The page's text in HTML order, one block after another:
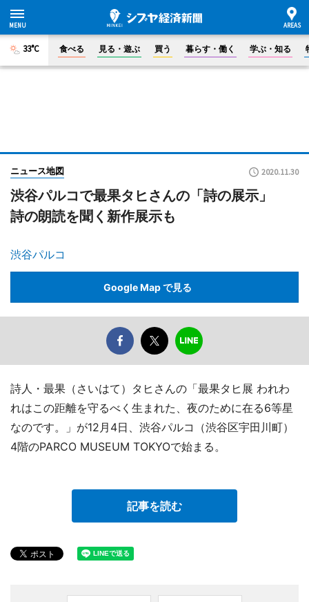
33°C 食べる 見る・遊ぶ 買う 暮らす・働く 学ぶ・知る
ニュース地図 2020.11.30
渋谷パルコで最果タヒさんの「詩の展示」
詩の朗読を聞く新作展示も
渋谷パルコ
Google Map で見る
詩人・最果（さいはて）タヒさんの「最果タヒ展 われわ
れはこの距離を守るべく生まれた、夜のために在る6等星
なのです。」が12月4日、渋谷パルコ（渋谷区宇田川町）
4階のPARCO MUSEUM TOKYOで始まる。
記事を読む